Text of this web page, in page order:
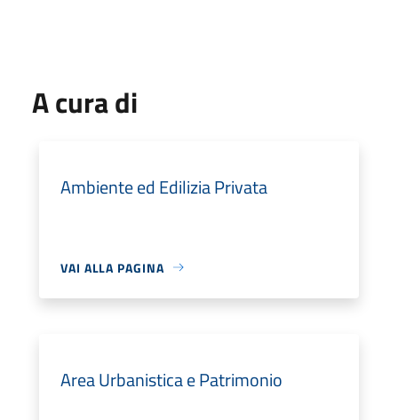
A cura di
Ambiente ed Edilizia Privata
VAI ALLA PAGINA
Area Urbanistica e Patrimonio